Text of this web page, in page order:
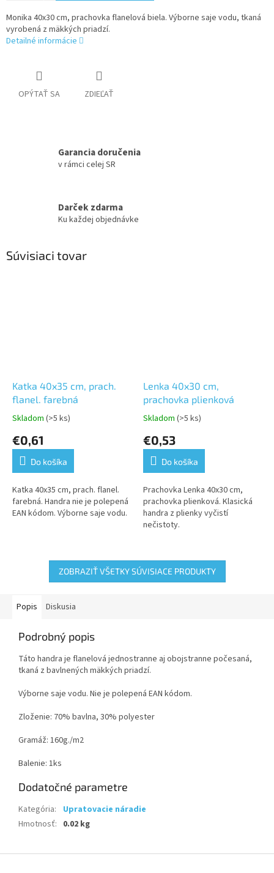
Monika 40x30 cm, prachovka flanelová biela. Výborne saje vodu, tkaná
vyrobená z mäkkých priadzí.
Detailné informácie
OPÝTAŤ SA ZDIEĽAŤ
Garancia doručenia
v rámci celej SR
Darček zdarma
Ku každej objednávke
Súvisiaci tovar
Katka 40x35 cm, prach.
flanel. farebná
Priemerné
produktu
5,0
5
hviezdičiek.
Skladom (>5 ks)
€0,61
Do košíka
Katka 40x35 cm, prach. flanel.
farebná. Handra nie je polepená
EAN kódom. Výborne saje vodu.
Lenka 40x30 cm,
prachovka plienková
Priemerné
produktu
5,0
5
hviezdičiek.
Skladom (>5 ks)
€0,53
Do košíka
Prachovka Lenka 40x30 cm,
prachovka plienková. Klasická
handra z plienky vyčistí
nečistoty.
ZOBRAZIŤ VŠETKY SÚVISIACE PRODUKTY
Popis Diskusia
Podrobný popis
Táto handra je flanelová jednostranne aj obojstranne počesaná,
tkaná z bavlnených mäkkých priadzí.
Výborne saje vodu. Nie je polepená EAN kódom.
Zloženie: 70% bavlna, 30% polyester
Gramáž: 160g./m2
Balenie: 1ks
Dodatočné parametre
Kategória:
Upratovacie náradie
Hmotnosť: 0.02 kg